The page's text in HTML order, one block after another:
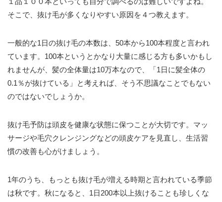
そこで、抜け毛が多くなりやすい原因を４つ教えます。
一般的な1日の抜け毛の本数は、50本から100本程度と言われ
ています。100本というとかなり大量に感じる方も多いかもし
れませんが、髪の全体量は10万本なので、「1日に髪全体の
0.1％が抜けている」と考えれば、そう不思議なことでもない
のではないでしょうか。
抜け毛予防は頭皮を健康な状態に保つことが大切です。マッ
サージや毛穴クレンジングなどの頭皮ケアを見直し、生活習
慣の改善も心がけましょう。
1年のうち、もっとも抜け毛が増える時期と言われている季節
は秋です。秋になると、1日200本以上抜けることも珍しくな